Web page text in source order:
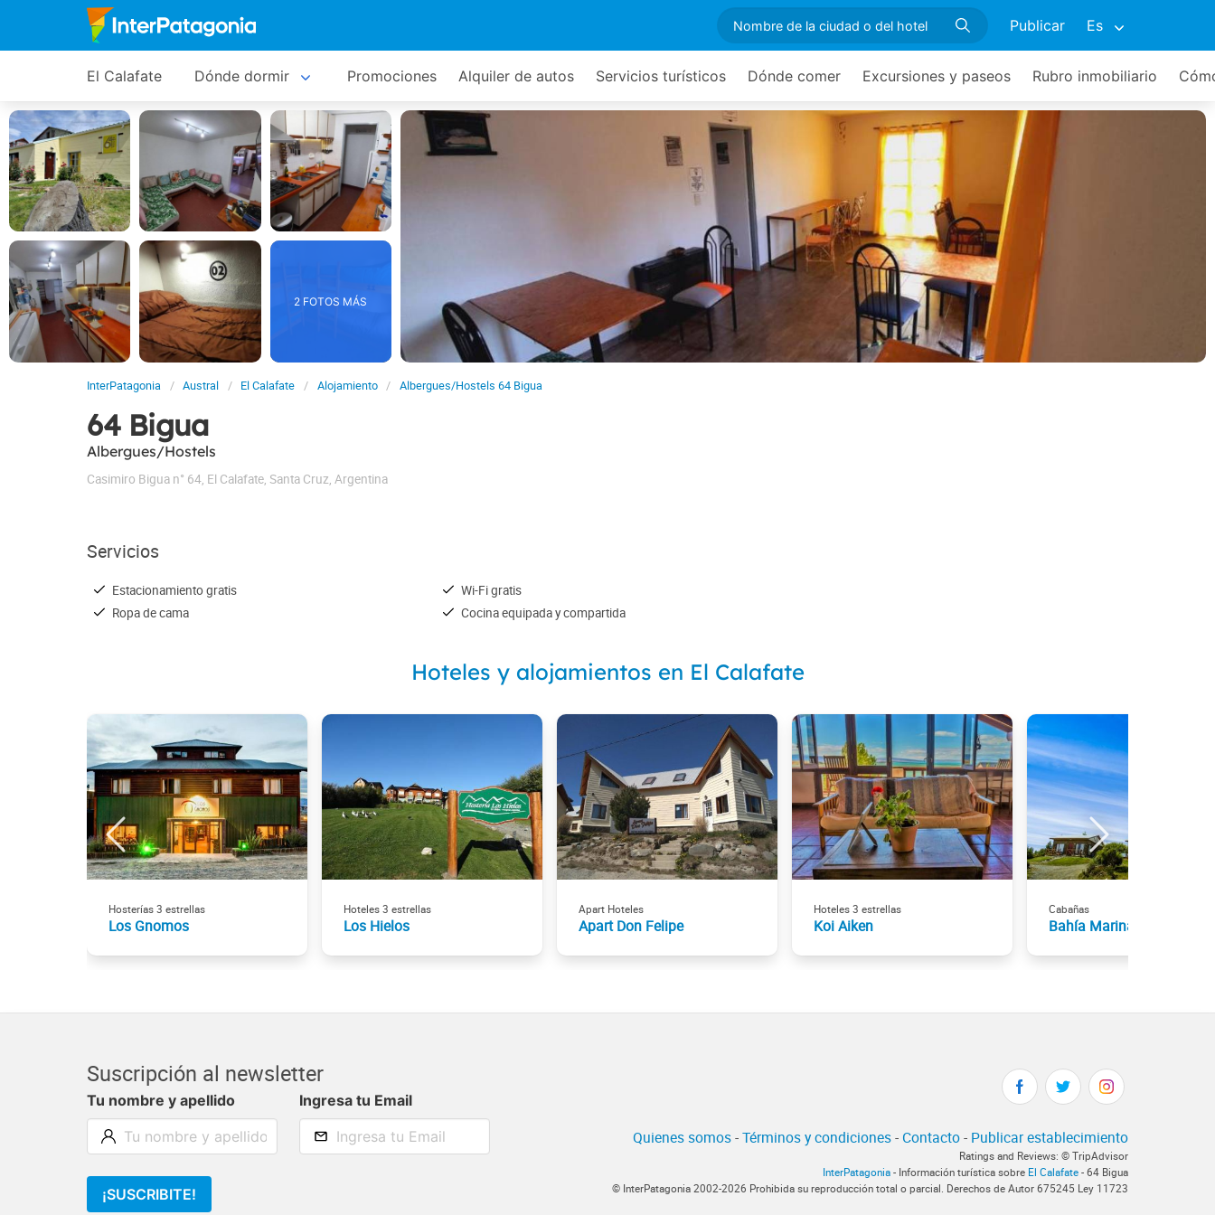
Publicar Es
El Calafate Dónde dormir Promociones Alquiler de autos Servicios turísticos Dónde comer Excursiones y paseos Rubro inmobiliario
2 FOTOS MÁS
InterPatagonia Austral El Calafate Alojamiento Albergues/Hostels 64 Bigua
64 Bigua
Albergues/Hostels
Casimiro Bigua n° 64, El Calafate, Santa Cruz, Argentina
Servicios
Estacionamiento gratis
Ropa de cama
Wi-Fi gratis
Cocina equipada y compartida
Hoteles y alojamientos en El Calafate
Hosterías 3 estrellas
Los Gnomos
Hoteles 3 estrellas
Los Hielos
Apart Hoteles
Apart Don Felipe
Hoteles 3 estrellas
Koi Aiken
Cabañas
Bahía Marina
Suscripción al newsletter
Tu nombre y apellido Ingresa tu Email
¡SUSCRIBITE!
Quienes somos-Términos y condiciones- Contacto- Publicar establecimiento
Ratings and Reviews: © TripAdvisor
InterPatagonia - Información turística sobre El Calafate - 64 Bigua
© InterPatagonia 2002-2026 Prohibida su reproducción total o parcial. Derechos de Autor 675245 Ley 11723